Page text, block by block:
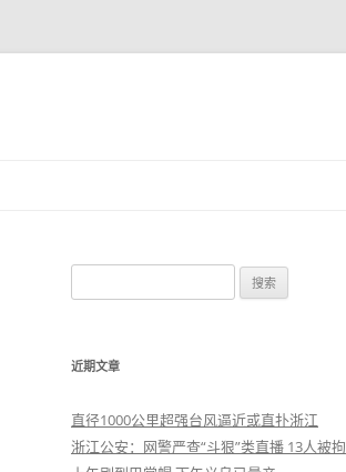
索
近期文章
直径1000公里超强台风逼近或直扑浙江
浙江公安：网警严查“斗狠”类直播 13人被拘